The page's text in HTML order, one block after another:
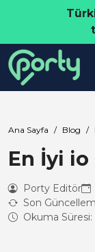
Ana Sayfa Blog
En İyi
Porty Editör
Son
Okuma Süresi: